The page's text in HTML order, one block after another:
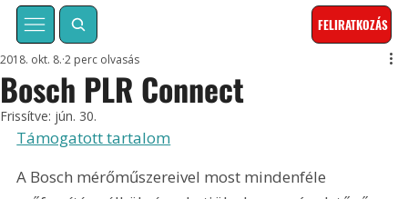
FELIRATKOZÁS
Bosch PLR Connect
2018. okt. 8. 2 perc olvasás
Frissítve: jún. 30.
Támogatott tartalom
A Bosch mérőműszereivel most mindenféle